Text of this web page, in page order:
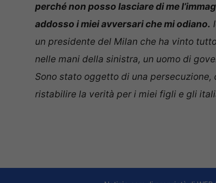
perché non posso lasciare di me
addosso i miei avversari che mi odiano.
un presidente del Milan che ha vinto
nelle mani della sinistra, un uomo di
Sono stato oggetto di una
ristabilire la verità per i miei figli e gli